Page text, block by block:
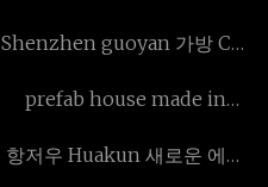
Shenzhen guoyan 가방 Co.,
prefab house made in
항저우 Huakun 새로운 에너